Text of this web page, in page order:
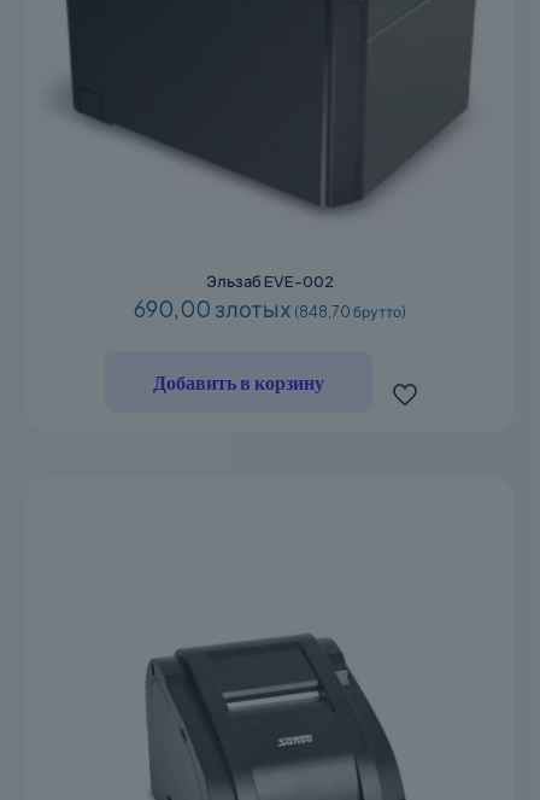
Эльзаб EVE-002
690,00 злотых (848,70 брутто)
Добавить в корзину